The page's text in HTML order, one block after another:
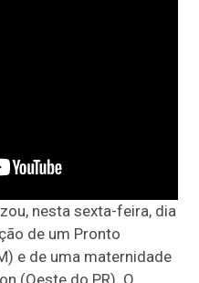
nesta sexta-feira, dia
de um Pronto
e de uma maternidade